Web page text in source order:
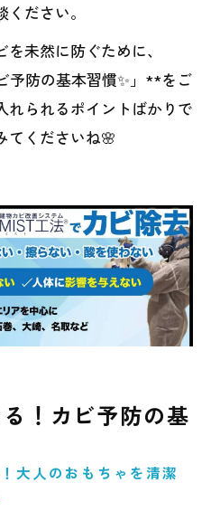
ださい。
未然に防ぐために、
予防の基本習慣✨」**をご
れられるポイントばかりで
てくださいね🌸
！カビ予防の基
大人のおもちゃを清潔